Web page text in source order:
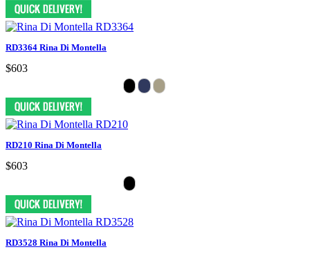
RD3364 Rina Di Montella
$603
RD210 Rina Di Montella
$603
RD3528 Rina Di Montella